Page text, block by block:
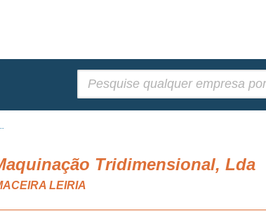
Tridimensional, Lda
LEIRIA